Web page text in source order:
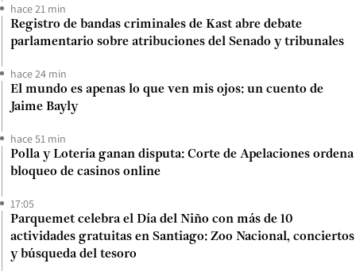
hace 21 min
Registro de bandas criminales de Kast abre debate
parlamentario sobre atribuciones del Senado y tribunales
hace 24 min
El mundo es apenas lo que ven mis ojos: un cuento de
Jaime Bayly
hace 51 min
Polla y Lotería ganan disputa: Corte de Apelaciones ordena
bloqueo de casinos online
17:05
Parquemet celebra el Día del Niño con más de 10
actividades gratuitas en Santiago: Zoo Nacional, conciertos
y búsqueda del tesoro